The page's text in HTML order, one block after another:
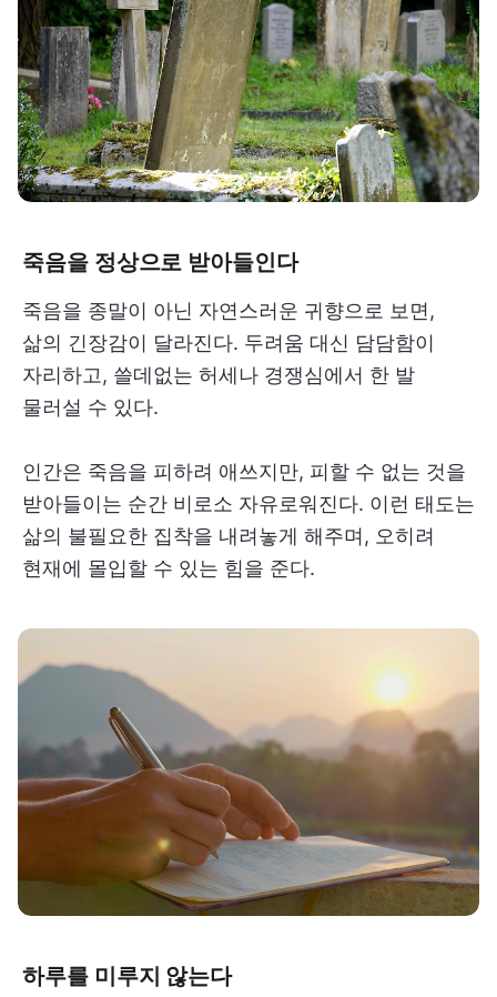
죽음을 정상으로 받아들인다
죽음을 종말이 아닌 자연스러운 귀향으로 보면,
삶의 긴장감이 달라진다. 두려움 대신 담담함이
자리하고, 쓸데없는 허세나 경쟁심에서 한 발
물러설 수 있다.
인간은 죽음을 피하려 애쓰지만, 피할 수 없는 것을
받아들이는 순간 비로소 자유로워진다. 이런 태도는
삶의 불필요한 집착을 내려놓게 해주며, 오히려
현재에 몰입할 수 있는 힘을 준다.
하루를 미루지 않는다